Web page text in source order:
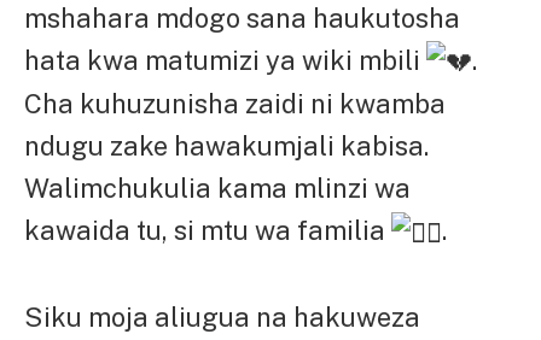
mshahara mdogo sana haukutosha
hata kwa matumizi ya wiki mbili
.
Cha kuhuzunisha zaidi ni kwamba
ndugu zake hawakumjali kabisa.
Walimchukulia kama mlinzi wa
kawaida tu, si mtu wa familia
.
Siku moja aliugua na hakuweza